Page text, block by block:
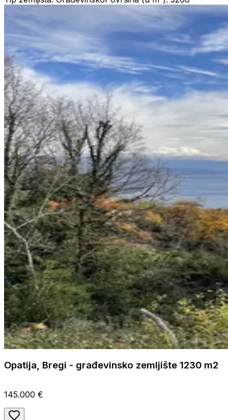
Opatija, Bregi - građevinsko zemljište 1230 m2
145.000 €